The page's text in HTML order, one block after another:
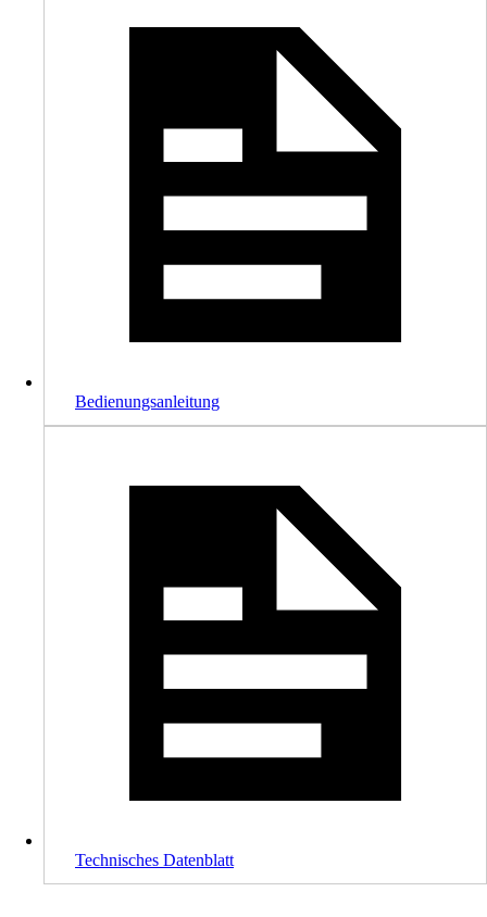
Bedienungsanleitung
Technisches Datenblatt